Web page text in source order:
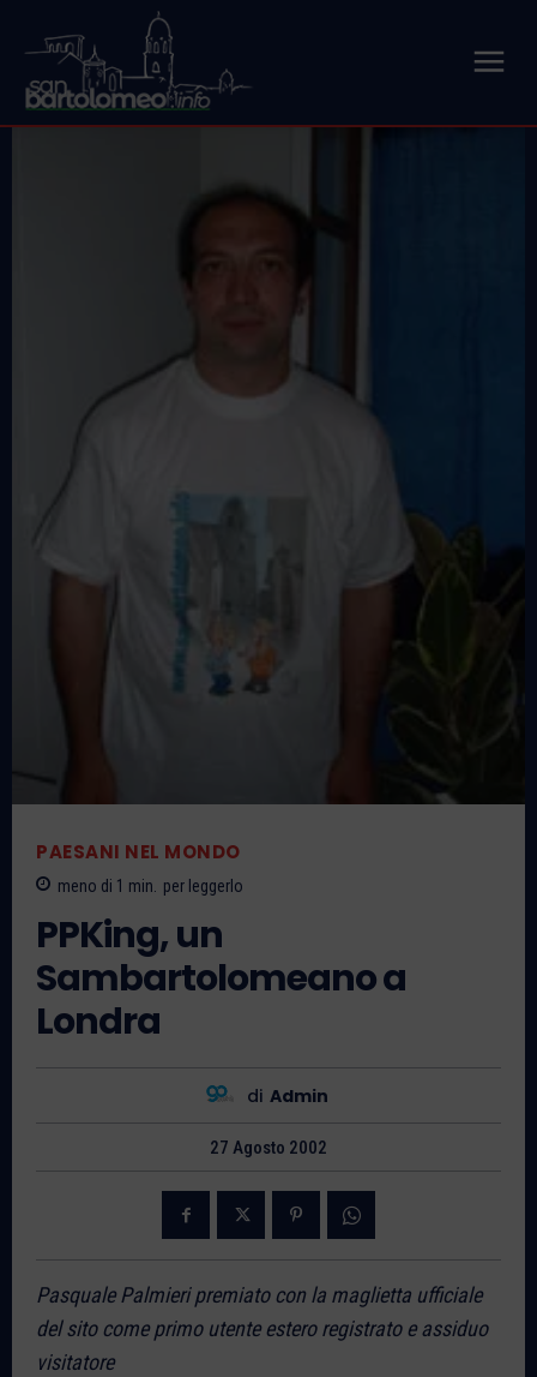
PAESANI NEL MONDO
meno di 1 min. per leggerlo
PPKing, un
Sambartolomeano a
Londra
di Admin
27 Agosto 2002
Pasquale Palmieri premiato con la maglietta ufficiale
del sito come primo utente estero registrato e assiduo
visitatore